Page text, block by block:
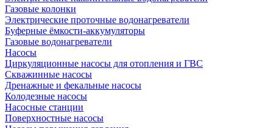
Газовые колонки
Электрические проточные водонагреватели
Буферные ёмкости-аккумуляторы
Газовые водонагреватели
Насосы
Циркуляционные насосы для отопления и ГВС
Скважинные насосы
Дренажные и фекальные насосы
Колодезные насосы
Насосные станции
Поверхностные насосы